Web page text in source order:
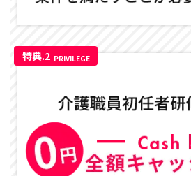
特典.2 PRIVILEGE